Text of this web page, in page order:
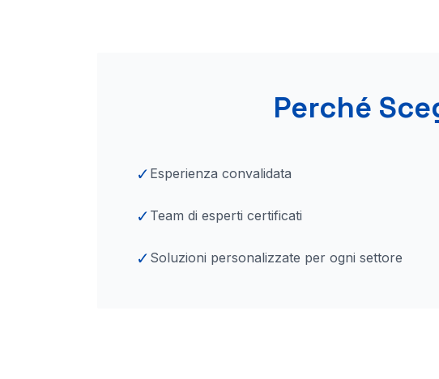
Perché
✓ Esperienza convalidata
✓ Team di esperti certificati
✓ Soluzioni personalizzate per ogni settore